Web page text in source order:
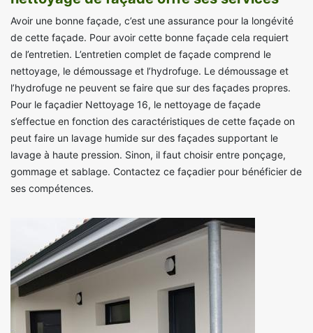
Avoir une bonne façade, c’est une assurance pour la longévité
de cette façade. Pour avoir cette bonne façade cela requiert
de l’entretien. L’entretien complet de façade comprend le
nettoyage, le démoussage et l’hydrofuge. Le démoussage et
l’hydrofuge ne peuvent se faire que sur des façades propres.
Pour le façadier Nettoyage 16, le nettoyage de façade
s’effectue en fonction des caractéristiques de cette façade on
peut faire un lavage humide sur des façades supportant le
lavage à haute pression. Sinon, il faut choisir entre ponçage,
gommage et sablage. Contactez ce façadier pour bénéficier de
ses compétences.